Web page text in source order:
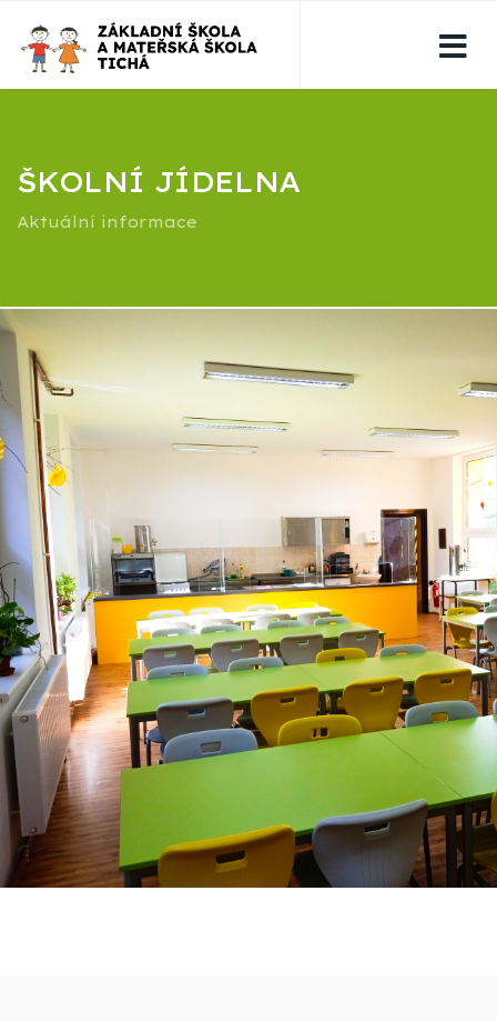
ŠKOLNÍ JÍDELNA
Aktuální informace